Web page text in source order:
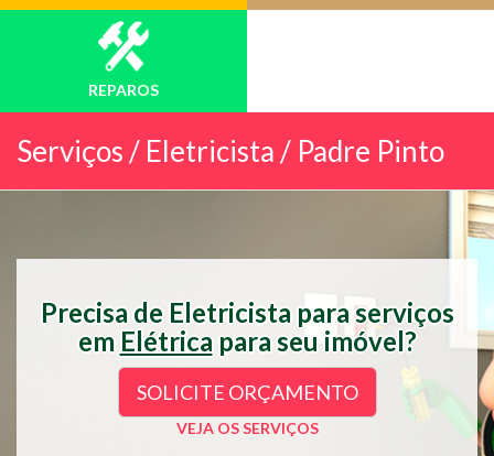
REPAROS
Serviços / Eletricista / Padre Pinto
Precisa de Eletricista para serviços
em Elétrica para seu imóvel?
SOLICITE ORÇAMENTO
VEJA OS SERVIÇOS